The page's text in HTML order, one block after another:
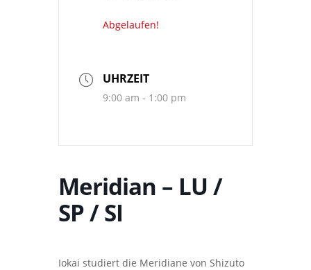
Abgelaufen!
UHRZEIT
9:00 am - 1:00 pm
Meridian – LU /
SP / SI
Iokai studiert die Meridiane von Shizuto